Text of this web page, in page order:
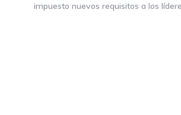
impuesto nuevos requisitos a los